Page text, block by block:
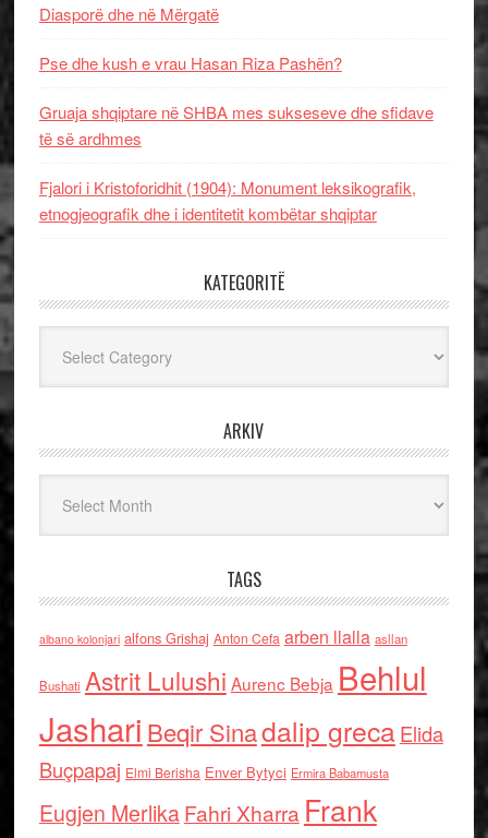
Diasporë dhe në Mërgatë
Pse dhe kush e vrau Hasan Riza Pashën?
Gruaja shqiptare në SHBA mes sukseseve dhe sfidave
të së ardhmes
Fjalori i Kristoforidhit (1904): Monument leksikografik,
etnogjeografik dhe i identitetit kombëtar shqiptar
KATEGORITË
ARKIV
TAGS
albano kolonjari alfons Grishaj Anton Cefa arben llalla asllan
Bushati Astrit Lulushi Aurenc Bebja Behlul
Jashari Beqir Sinadalip grecaElida
Buçpapaj Elmi Berisha Enver Bytyci Ermira Babamusta
Eugjen MerlikaFahri Xharra Frank